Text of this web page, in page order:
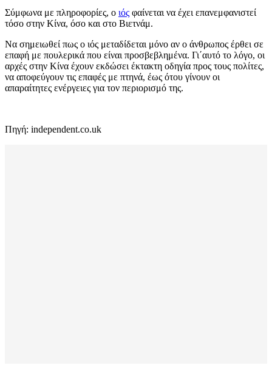
Σύμφωνα με πληροφορίες, ο ιός φαίνεται να έχει επανεμφανιστεί
τόσο στην Κίνα, όσο και στο Βιετνάμ.
Να σημειωθεί πως ο ιός μεταδίδεται μόνο αν ο άνθρωπος έρθει σε
επαφή με πουλερικά που είναι προσβεβλημένα. Γι΄αυτό το λόγο, οι
αρχές στην Κίνα έχουν εκδώσει έκτακτη οδηγία προς τους πολίτες,
να αποφεύγουν τις επαφές με πτηνά, έως ότου γίνουν οι
απαραίτητες ενέργειες για τον περιορισμό της.
Πηγή: independent.co.uk